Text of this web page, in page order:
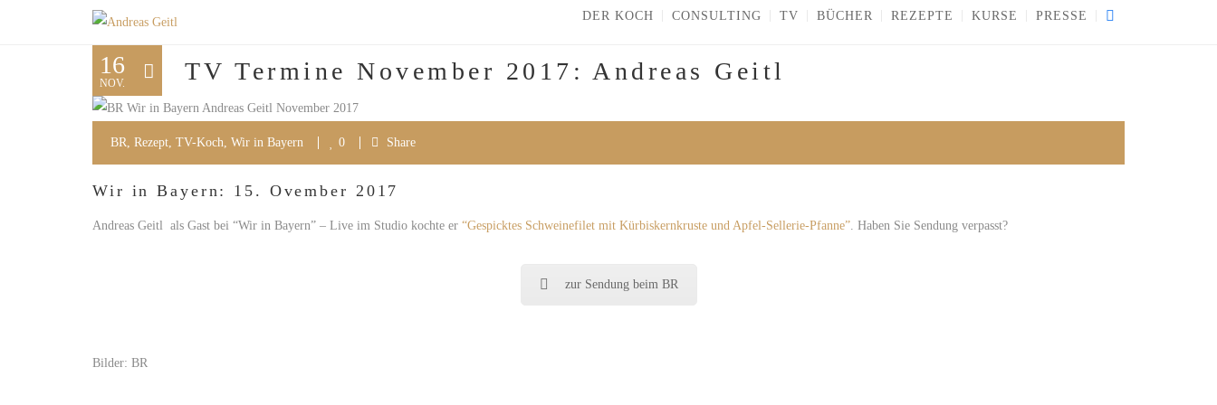
DER KOCH CONSULTING TV BÜCHER REZEPTE KURSE PRESSE
16
NOV. TV Termine November 2017: Andreas Geitl
BR Rezept TV-Koch Wir in Bayern 0 Share
Wir in Bayern: 15. Ovember 2017
Andreas Geitl als Gast bei “Wir in Bayern” – Live im Studio kochte er “Gespicktes Schweinefilet mit Kürbiskernkruste und Apfel-Sellerie-Pfanne” . Haben Sie Sendung verpasst?
zur Sendung beim BR
Bilder: BR